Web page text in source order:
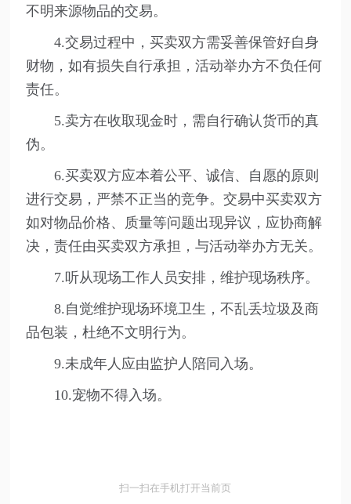
不明来源物品的交易。
4.交易过程中，买卖双方需妥善保管好自身
财物，如有损失自行承担，活动举办方不负任何
责任。
5.卖方在收取现金时，需自行确认货币的真
伪。
6.买卖双方应本着公平、诚信、自愿的原则
进行交易，严禁不正当的竞争。交易中买卖双方
如对物品价格、质量等问题出现异议，应协商解
决，责任由买卖双方承担，与活动举办方无关。
7.听从现场工作人员安排，维护现场秩序。
8.自觉维护现场环境卫生，不乱丢垃圾及商
品包装，杜绝不文明行为。
9.未成年人应由监护人陪同入场。
10.宠物不得入场。
扫一扫在手机打开当前页